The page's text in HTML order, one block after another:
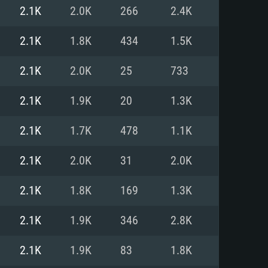
DirectX 11 ou plus et
1060 et plus, Radeon RX
Internet à haut débit
Vega II ou plus avec
Internet à haut débit
1060 avec les derniers
mois) / de même pour AMD
les derniers drivers de
2.1K 2.0K 266 2.4K
2.1K 1.8K 434 1.5K
2.1K 2.0K 25 733
2.1K 1.9K 20 1.3K
2.1K 1.7K 478 1.1K
2.1K 2.0K 31 2.0K
2.1K 1.8K 169 1.3K
2.1K 1.9K 346 2.8K
2.1K 1.9K 83 1.8K